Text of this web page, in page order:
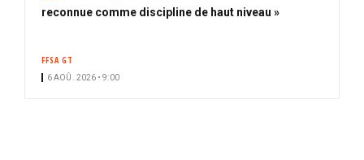
b
reconnue comme discipline de haut niveau »
FFSA GT
6 AOÛ. 2026 • 9:00